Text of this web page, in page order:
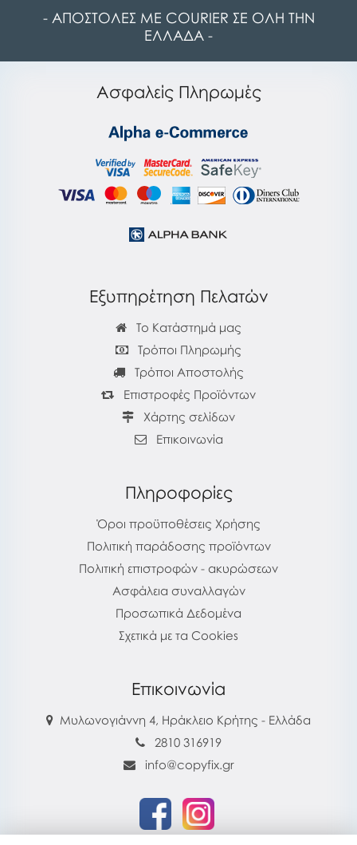
- ΑΠΟΣΤΟΛΕΣ ΜΕ COURIER ΣΕ ΟΛΗ ΤΗΝ
ΕΛΛΑΔΑ -
Ασφαλείς Πληρωμές
Εξυπηρέτηση Πελατών
Το Κατάστημά μας
Τρόποι Πληρωμής
Τρόποι Αποστολής
Επιστροφές Προϊόντων
Χάρτης σελίδων
Επικοινωνία
Πληροφορίες
Όροι προϋποθέσεις Χρήσης
Πολιτική παράδοσης προϊόντων
Πολιτική επιστροφών - ακυρώσεων
Ασφάλεια συναλλαγών
Προσωπικά Δεδομένα
Σχετικά με τα Cookies
Επικοινωνία
Μυλωνογιάννη 4, Ηράκλειο Κρήτης - Ελλάδα
2810 316919
info@copyfix.gr